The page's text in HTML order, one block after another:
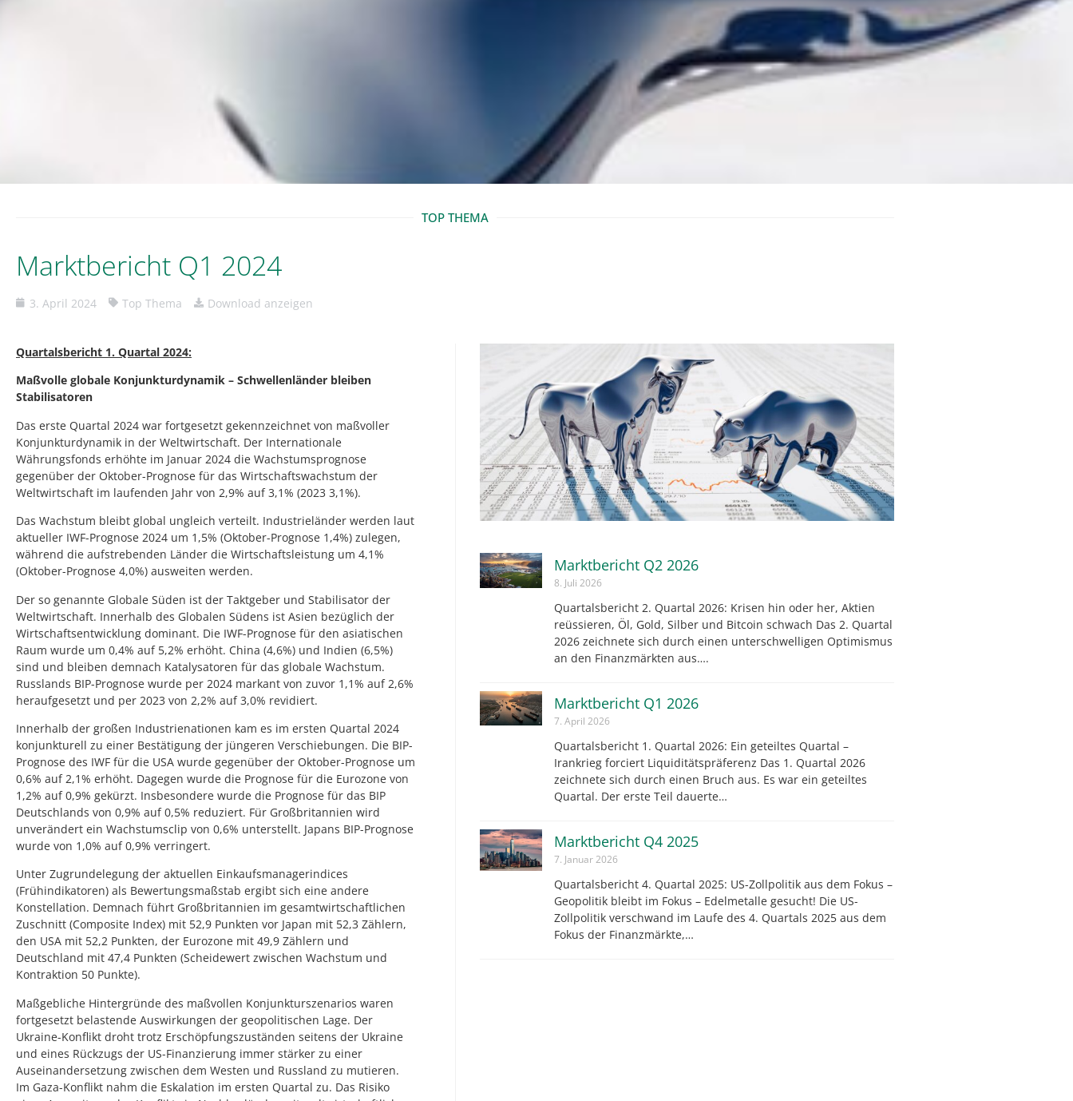
TOP THEMA
Marktbericht Q1 2024
3. April 2024 Top Thema Download anzeigen
Quartalsbericht 1. Quartal 2024:
Maßvolle globale Konjunkturdynamik – Schwellenländer bleiben
Stabilisatoren
Das erste Quartal 2024 war fortgesetzt gekennzeichnet von maßvoller
Konjunkturdynamik in der Weltwirtschaft. Der Internationale
Währungsfonds erhöhte im Januar 2024 die Wachstumsprognose
gegenüber der Oktober-Prognose für das Wirtschaftswachstum der
Weltwirtschaft im laufenden Jahr von 2,9% auf 3,1% (2023 3,1%).
Das Wachstum bleibt global ungleich verteilt. Industrieländer werden laut
aktueller IWF-Prognose 2024 um 1,5% (Oktober-Prognose 1,4%) zulegen,
während die aufstrebenden Länder die Wirtschaftsleistung um 4,1%
(Oktober-Prognose 4,0%) ausweiten werden.
Der so genannte Globale Süden ist der Taktgeber und Stabilisator der
Weltwirtschaft. Innerhalb des Globalen Südens ist Asien bezüglich der
Wirtschaftsentwicklung dominant. Die IWF-Prognose für den asiatischen
Raum wurde um 0,4% auf 5,2% erhöht. China (4,6%) und Indien (6,5%)
sind und bleiben demnach Katalysatoren für das globale Wachstum.
Russlands BIP-Prognose wurde per 2024 markant von zuvor 1,1% auf 2,6%
heraufgesetzt und per 2023 von 2,2% auf 3,0% revidiert.
Innerhalb der großen Industrienationen kam es im ersten Quartal 2024
konjunkturell zu einer Bestätigung der jüngeren Verschiebungen. Die BIP-
Prognose des IWF für die USA wurde gegenüber der Oktober-Prognose um
0,6% auf 2,1% erhöht. Dagegen wurde die Prognose für die Eurozone von
1,2% auf 0,9% gekürzt. Insbesondere wurde die Prognose für das BIP
Deutschlands von 0,9% auf 0,5% reduziert. Für Großbritannien wird
unverändert ein Wachstumsclip von 0,6% unterstellt. Japans BIP-Prognose
wurde von 1,0% auf 0,9% verringert.
Unter Zugrundelegung der aktuellen Einkaufsmanagerindices
(Frühindikatoren) als Bewertungsmaßstab ergibt sich eine andere
Konstellation. Demnach führt Großbritannien im gesamtwirtschaftlichen
Zuschnitt (Composite Index) mit 52,9 Punkten vor Japan mit 52,3 Zählern,
den USA mit 52,2 Punkten, der Eurozone mit 49,9 Zählern und
Deutschland mit 47,4 Punkten (Scheidewert zwischen Wachstum und
Kontraktion 50 Punkte).
Maßgebliche Hintergründe des maßvollen Konjunkturszenarios waren
fortgesetzt belastende Auswirkungen der geopolitischen Lage. Der
Ukraine-Konflikt droht trotz Erschöpfungszuständen seitens der Ukraine
und eines Rückzugs der US-Finanzierung immer stärker zu einer
Auseinandersetzung zwischen dem Westen und Russland zu mutieren.
Im Gaza-Konflikt nahm die Eskalation im ersten Quartal zu. Das Risiko
Marktbericht Q2 2026
8. Juli 2026
Quartalsbericht 2. Quartal 2026: Krisen hin oder her, Aktien
reüssieren, Öl, Gold, Silber und Bitcoin schwach Das 2. Quartal
2026 zeichnete sich durch einen unterschwelligen Optimismus
an den Finanzmärkten aus….
Marktbericht Q1 2026
7. April 2026
Quartalsbericht 1. Quartal 2026: Ein geteiltes Quartal –
Irankrieg forciert Liquiditätspräferenz Das 1. Quartal 2026
zeichnete sich durch einen Bruch aus. Es war ein geteiltes
Quartal. Der erste Teil dauerte…
Marktbericht Q4 2025
7. Januar 2026
Quartalsbericht 4. Quartal 2025: US-Zollpolitik aus dem Fokus –
Geopolitik bleibt im Fokus – Edelmetalle gesucht! Die US-
Zollpolitik verschwand im Laufe des 4. Quartals 2025 aus dem
Fokus der Finanzmärkte,…